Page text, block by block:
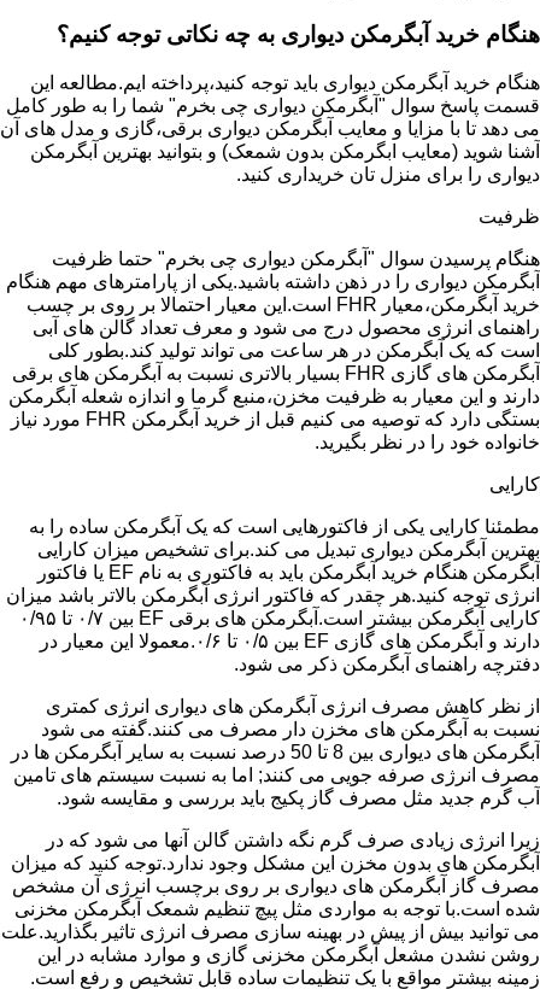
هنگام خرید آبگرمکن دیواری به چه نکاتی توجه کنیم؟
هنگام خرید آبگرمکن دیواری باید توجه کنید،پرداخته ایم.مطالعه این
قسمت پاسخ سوال "آبگرمکن دیواری چی بخرم" شما را به طور کامل
می دهد تا با مزایا و معایب آبگرمکن دیواری برقی،گازی و مدل های آن
آشنا شوید (معایب ابگرمکن بدون شمعک) و بتوانید بهترین آبگرمکن
دیواری را برای منزل تان خریداری کنید.
ظرفیت
هنگام پرسیدن سوال "آبگرمکن دیواری چی بخرم" حتما ظرفیت
آبگرمکن دیواری را در ذهن داشته باشید.یکی از پارامترهای مهم هنگام
خرید آبگرمکن،معیار FHR است.این معیار احتمالا بر روی بر چسب
راهنمای انرژی محصول درج می شود و معرف تعداد گالن های آبی
است که یک آبگرمکن در هر ساعت می تواند تولید کند.بطور کلی
آبگرمکن های گازی FHR بسیار بالاتری نسبت به آبگرمکن های برقی
دارند و این معیار به ظرفیت مخزن،منبع گرما و اندازه شعله آبگرمکن
بستگی دارد که توصیه می کنیم قبل از خرید آبگرمکن FHR مورد نیاز
خانواده خود را در نظر بگیرید.
کارایی
مطمئنا کارایی یکی از فاکتورهایی است که یک آبگرمکن ساده را به
بهترین آبگرمکن دیواری تبدیل می کند.برای تشخیص میزان کارایی
آبگرمکن هنگام خرید آبگرمکن باید به فاکتوری به نام EF یا فاکتور
انرژی توجه کنید.هر چقدر که فاکتور انرژی آبگرمکن بالاتر باشد میزان
کارایی آبگرمکن بیشتر است.آبگرمکن های برقی EF بین ۰/۷ تا ۰/۹۵
دارند و آبگرمکن های گازی EF بین ۰/۵ تا ۰/۶.معمولا این معیار در
دفترچه راهنمای آبگرمکن ذکر می شود.
از نظر کاهش مصرف انرژی آبگرمکن های دیواری انرژی کمتری
نسبت به آبگرمکن های مخزن دار مصرف می کنند.گفته می شود
آبگرمکن های دیواری بین 8 تا 50 درصد نسبت به سایر آبگرمکن ها در
مصرف انرژی صرفه جویی می کنند; اما به نسبت سیستم های تامین
آب گرم جدید مثل مصرف گاز پکیج باید بررسی و مقایسه شود.
زیرا انرژی زیادی صرف گرم نگه داشتن گالن آنها می شود که در
آبگرمکن های بدون مخزن این مشکل وجود ندارد.توجه کنید که میزان
مصرف گاز آبگرمکن های دیواری بر روی برچسب انرژی آن مشخص
شده است.با توجه به مواردی مثل پیچ تنظیم شمعک آبگرمکن مخزنی
می توانید بیش از پیش در بهینه سازی مصرف انرژی تاثیر بگذارید.علت
روشن نشدن مشعل آبگرمکن مخزنی گازی و موارد مشابه در این
زمینه بیشتر مواقع با یک تنظیمات ساده قابل تشخیص و رفع است.